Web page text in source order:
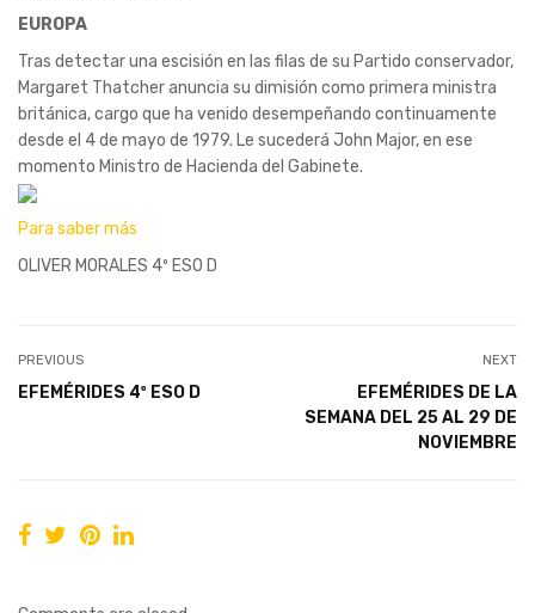
EUROPA
Tras detectar una escisión en las filas de su Partido conservador,
Margaret Thatcher anuncia su dimisión como primera ministra
británica, cargo que ha venido desempeñando continuamente
desde el 4 de mayo de 1979. Le sucederá John Major, en ese
momento Ministro de Hacienda del Gabinete.
Para saber más
OLIVER MORALES 4º ESO D
PREVIOUS
EFEMÉRIDES 4º ESO D
NEXT
EFEMÉRIDES DE LA
SEMANA DEL 25 AL 29 DE
NOVIEMBRE